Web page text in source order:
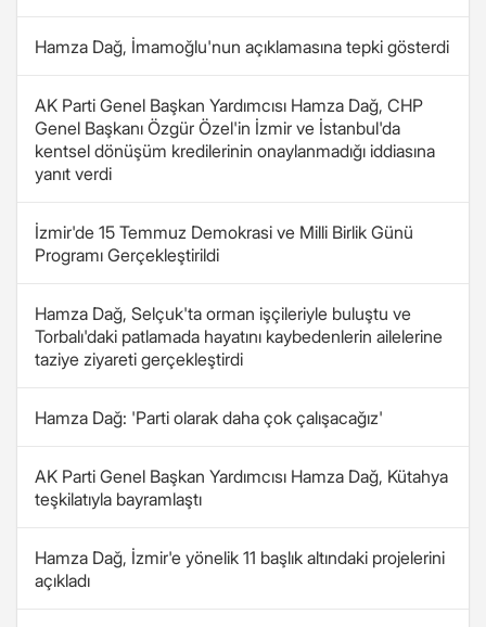
Hamza Dağ, İmamoğlu'nun açıklamasına tepki gösterdi
AK Parti Genel Başkan Yardımcısı Hamza Dağ, CHP
Genel Başkanı Özgür Özel'in İzmir ve İstanbul'da
kentsel dönüşüm kredilerinin onaylanmadığı iddiasına
yanıt verdi
İzmir'de 15 Temmuz Demokrasi ve Milli Birlik Günü
Programı Gerçekleştirildi
Hamza Dağ, Selçuk'ta orman işçileriyle buluştu ve
Torbalı'daki patlamada hayatını kaybedenlerin ailelerine
taziye ziyareti gerçekleştirdi
Hamza Dağ: 'Parti olarak daha çok çalışacağız'
AK Parti Genel Başkan Yardımcısı Hamza Dağ, Kütahya
teşkilatıyla bayramlaştı
Hamza Dağ, İzmir'e yönelik 11 başlık altındaki projelerini
açıkladı